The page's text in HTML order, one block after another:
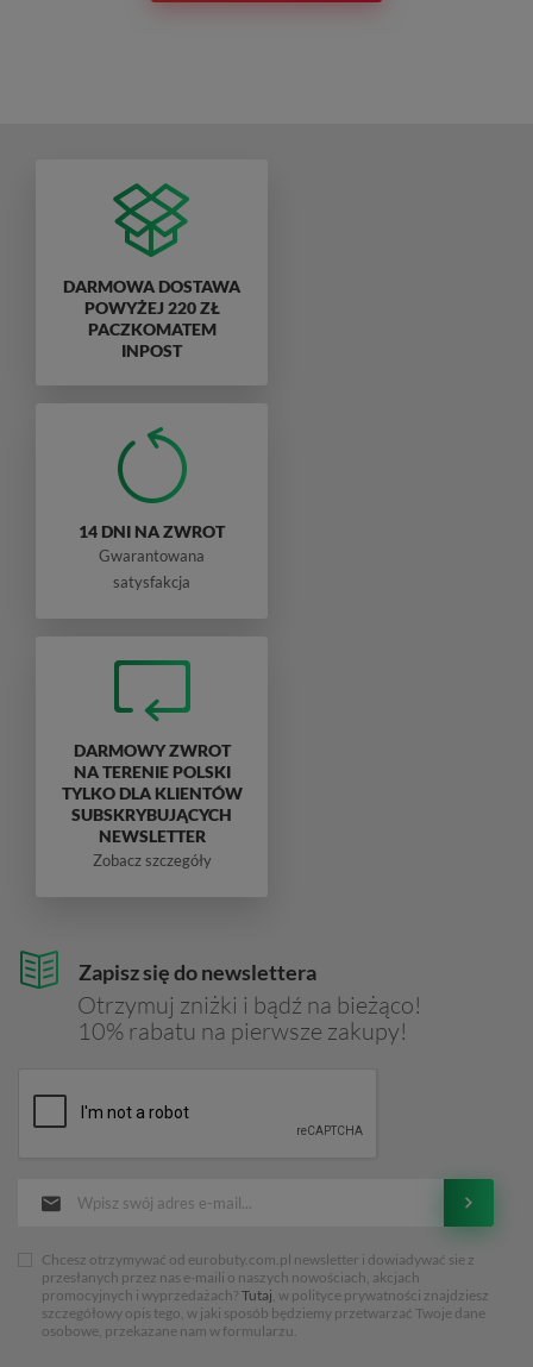
Zapisz się do newslettera
Otrzymuj zniżki i bądź na bieżąco!
10% rabatu na pierwsze zakupy!
Chcesz otrzymywać od eurobuty.com.pl newsletter i dowiadywać sie z
przesłanych przez nas e-maili o naszych nowościach, akcjach
promocyjnych i wyprzedażach? Tutaj, w polityce prywatności znajdziesz
szczegółowy opis tego, w jaki sposób będziemy przetwarzać Twoje dane
osobowe, przekazane nam w formularzu.
DARMOWA DOSTAWA
POWYŻEJ 220 ZŁ
PACZKOMATEM
INPOST
14 DNI NA ZWROT
Gwarantowana
satysfakcja
DARMOWY ZWROT
NA TERENIE POLSKI
TYLKO DLA KLIENTÓW
SUBSKRYBUJĄCYCH
NEWSLETTER
Zobacz szczegóły